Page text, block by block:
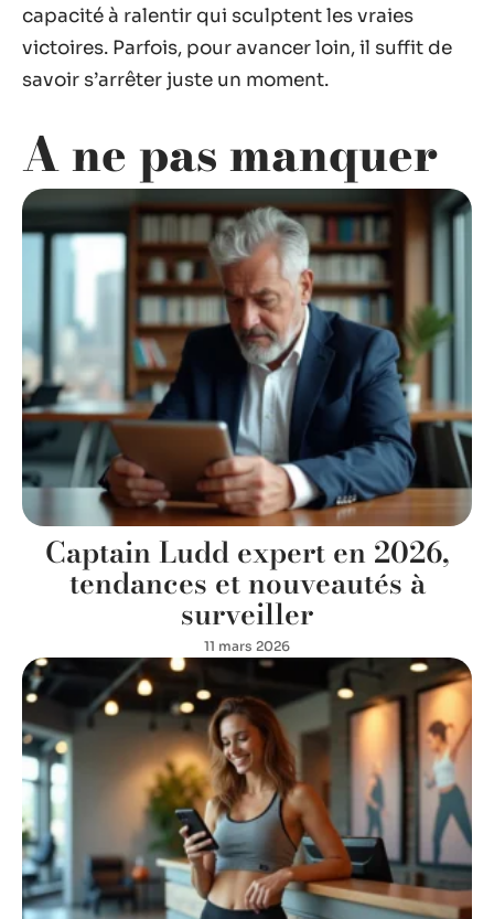
capacité à ralentir qui sculptent les vraies
victoires. Parfois, pour avancer loin, il suffit de
savoir s’arrêter juste un moment.
A ne pas manquer
Captain Ludd expert en 2026,
tendances et nouveautés à
surveiller
11 mars 2026